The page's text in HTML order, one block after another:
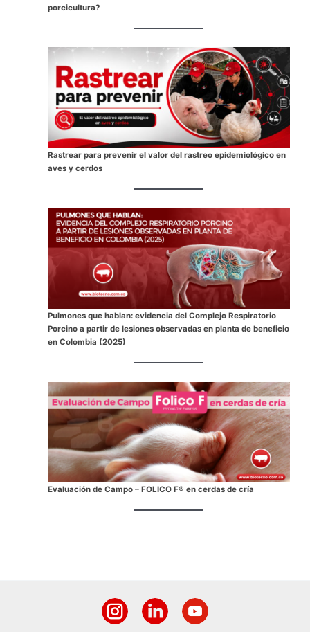
porcicultura?
Rastrear para prevenir el valor del rastreo epidemiológico en
aves y cerdos
Pulmones que hablan: evidencia del Complejo Respiratorio
Porcino a partir de lesiones observadas en planta de beneficio
en Colombia (2025)
Evaluación de Campo – FOLICO F® en cerdas de cría